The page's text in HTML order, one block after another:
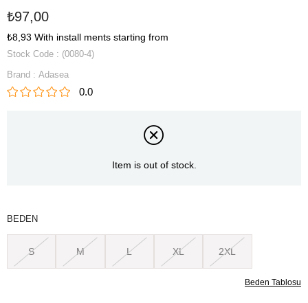
₺97,00
₺8,93 With install ments starting from
Stock Code
(0080-4)
Brand : Adasea
0.0
Item is out of stock.
BEDEN
S M L XL 2XL
Beden Tablosu